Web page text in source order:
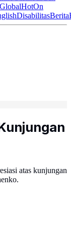
GlobalHotOn
DisabilitasBerita
atas kunjungan